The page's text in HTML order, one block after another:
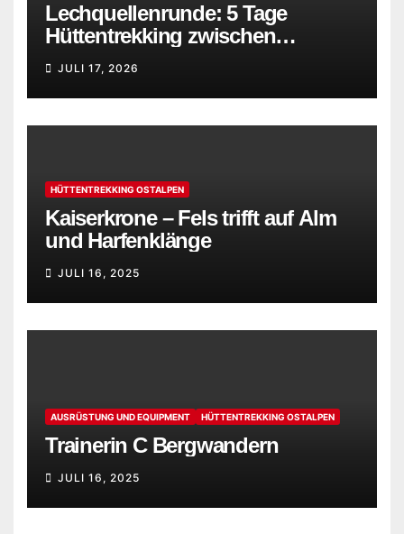
Lechquellenrunde: 5 Tage
Hüttentrekking zwischen
Bregenzerwald und Lechtaler
Alpen
JULI 17, 2026
HÜTTENTREKKING OSTALPEN
Kaiserkrone – Fels trifft auf Alm
und Harfenklänge
JULI 16, 2025
AUSRÜSTUNG UND EQUIPMENT HÜTTENTREKKING OSTALPEN
Trainerin C Bergwandern
JULI 16, 2025